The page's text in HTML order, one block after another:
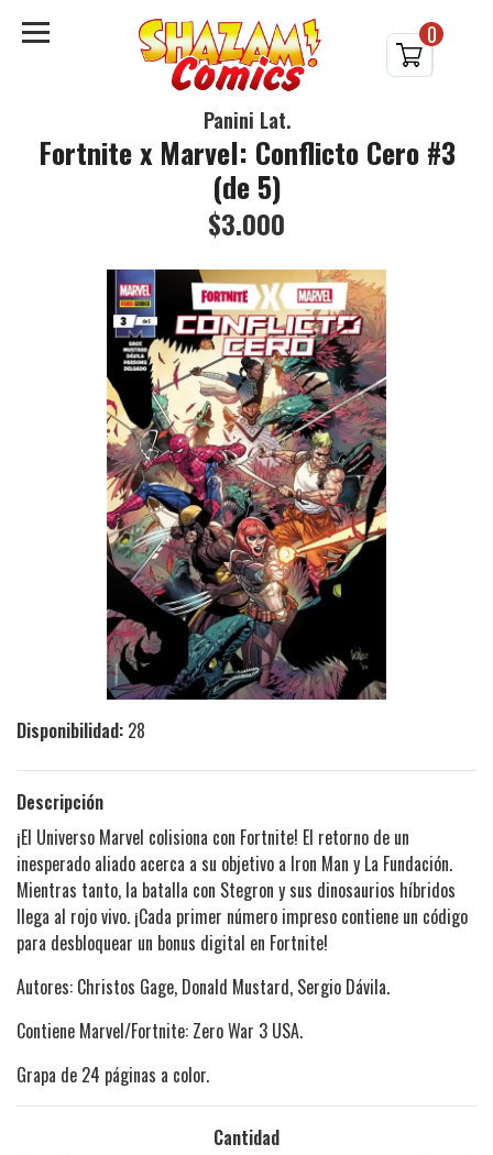
0
Panini Lat.
Fortnite x Marvel: Conflicto Cero #3
(de 5)
$3.000
Disponibilidad: 28
Descripción
¡El Universo Marvel colisiona con Fortnite! El retorno de un
inesperado aliado acerca a su objetivo a Iron Man y La Fundación.
Mientras tanto, la batalla con Stegron y sus dinosaurios híbridos
llega al rojo vivo. ¡Cada primer número impreso contiene un código
para desbloquear un bonus digital en Fortnite!
Autores: Christos Gage, Donald Mustard, Sergio Dávila.
Contiene Marvel/Fortnite: Zero War 3 USA.
Grapa de 24 páginas a color.
Cantidad